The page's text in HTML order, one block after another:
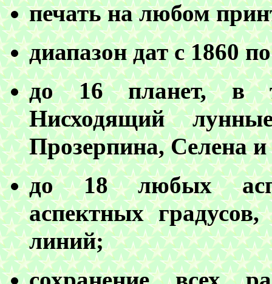
печать на любом
диапазон дат с 1860
до 16 планет, в
Нисходящий
Прозерпина, Селена
до 18 любых
аспектных
линий;